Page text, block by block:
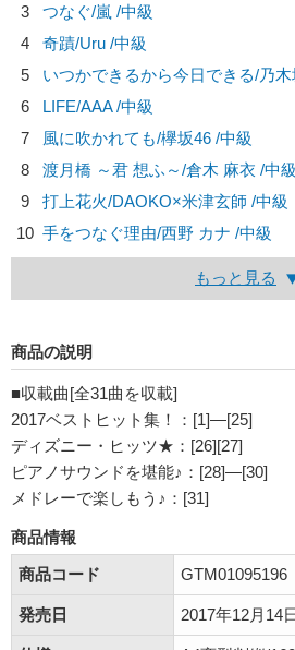
3
つなぐ/嵐 /中級
4
奇蹟/Uru /中級
5
いつかできるから今日できる/乃
6
LIFE/AAA/中級
7
風に吹かれても/欅坂46 /中級
8
渡月橋 ～君 想ふ～/倉木 麻衣 /中級
9
打上花火/DAOKO×米津玄師 /中級
10 手をつなぐ理由/西野 カナ /中級
もっと見る
商品の説明
■収載曲[全31曲を収載]
2017ベストヒット集！：[1]―[25]
ディズニー・ヒッツ★：[26][27]
ピアノサウンドを堪能♪：[28]―[30]
メドレーで楽しもう♪：[31]
商品情報
商品コード
GTM01095196
発売日 2017年12月14